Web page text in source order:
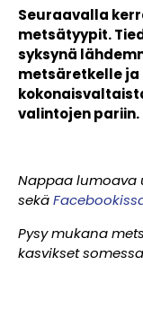
Seuraavalla
metsätyypit.
syksynä
metsäretkelle
valintojen pariin.
Nappaa lumoava
sekä
Pysy mukana
kasvikset